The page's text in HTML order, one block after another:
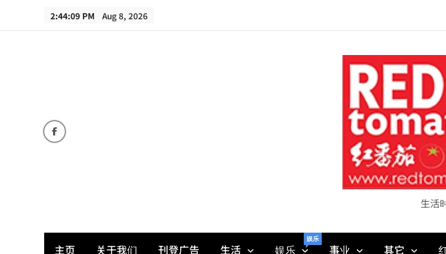
2:44:10 PM Aug 8, 2026
生活
主页 关于我们 刊登广告 生活 娱乐
娱乐
事业 其它